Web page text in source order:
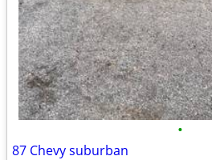
•
87 Chevy suburban